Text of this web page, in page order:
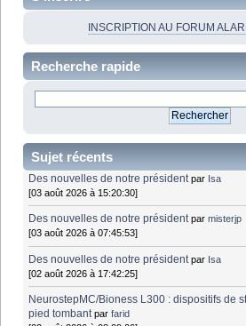
INSCRIPTION AU FORUM
Recherche rapide
Sujet récents
Des nouvelles de notre président par Isa
[03 août 2026 à 15:20:30]
Des nouvelles de notre président parmisterjp
[03 août 2026 à 07:45:53]
Des nouvelles de notre président par Isa
[02 août 2026 à 17:42:25]
NeurostepMC/Bioness L300 : dispositifs de
pied tombant parfarid